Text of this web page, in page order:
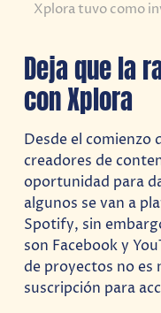
Xplora tuvo como
Deja que la
con Xplora
Desde el comienzo
creadores de
oportunidad para
algunos se van a
Spotify, sin
son Facebook y
de proyectos no es
suscripción para